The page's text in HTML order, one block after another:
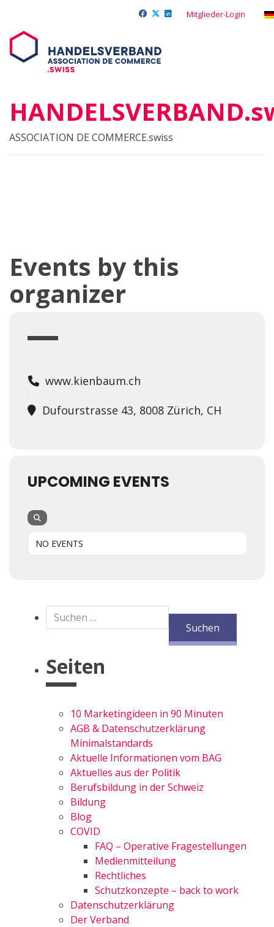
Mitglieder-Login
ASSOCIATION DE COMMERCE.swiss
Events by this
organizer
www.kienbaum.ch
Dufourstrasse 43, 8008 Zürich, CH
UPCOMING EVENTS
NO EVENTS
Suchen nach:
Seiten
10 Marketingideen in 90 Minuten
AGB & Datenschutzerklärung
Minimalstandards
Aktuelle Informationen vom BAG
Aktuelles aus der Politik
Berufsbildung in der Schweiz
Bildung
Blog
COVID
FAQ – Operative Fragestellungen
Medienmitteilung
Rechtliches
Schutzkonzepte – back to work
Datenschutzerklärung
Der Verband